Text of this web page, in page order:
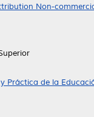
Non-
Práctica de la